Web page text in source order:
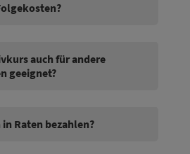
auch für andere
geeignet?
in Raten bezahlen?